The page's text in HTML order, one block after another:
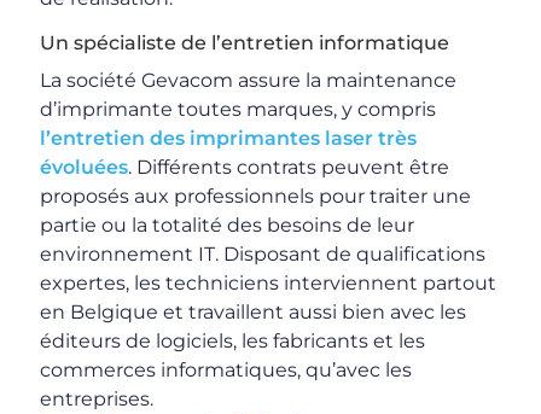
Un spécialiste de l’entretien informatique
La société Gevacom assure la maintenance
d’imprimante toutes marques, y compris
l’entretien des imprimantes laser très
évoluées. Différents contrats peuvent être
proposés aux professionnels pour traiter une
partie ou la totalité des besoins de leur
environnement IT. Disposant de qualifications
expertes, les techniciens interviennent partout
en Belgique et travaillent aussi bien avec les
éditeurs de logiciels, les fabricants et les
commerces informatiques, qu’avec les
entreprises.